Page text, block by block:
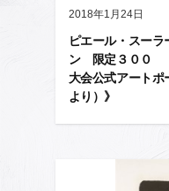
2018年1月24日
ピエール・スー
ン 限定３００
大会公式アートポ
より）》